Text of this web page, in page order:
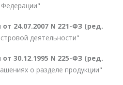
24.07.2007 N 221-ФЗ (ред.
деятельности"
30.12.1995 N 225-ФЗ (ред.
о разделе продукции"